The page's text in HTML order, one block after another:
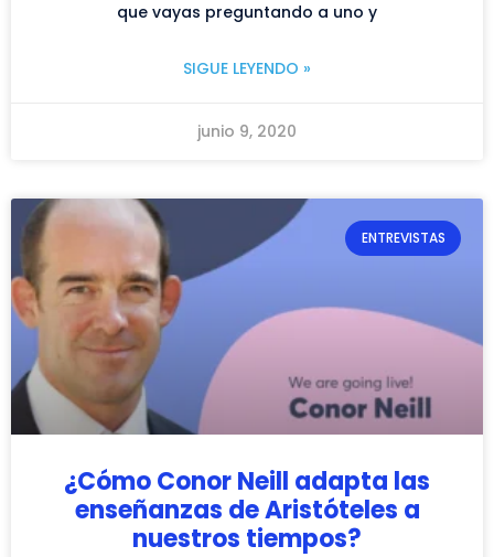
que vayas preguntando a uno y
SIGUE LEYENDO »
junio 9, 2020
ENTREVISTAS
¿Cómo Conor Neill adapta las
enseñanzas de Aristóteles a
nuestros tiempos?